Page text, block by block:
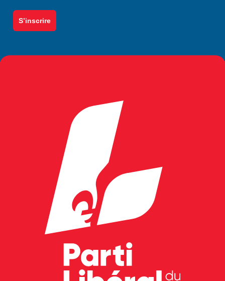
conditions